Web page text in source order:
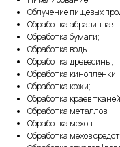
Облучение пищевых
Обработка абразивная;
Обработка бумаги;
Обработка воды;
Обработка древесины;
Обработка кинопленки;
Обработка кожи;
Обработка краев
Обработка металлов;
Обработка мехов;
Обработка мехов